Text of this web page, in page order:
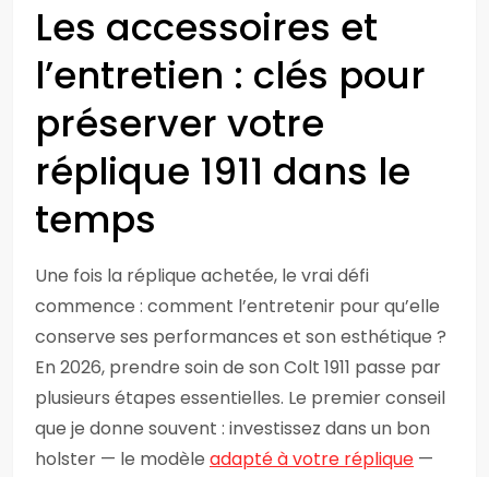
Les accessoires et
l’entretien : clés pour
préserver votre
réplique 1911 dans le
temps
Une fois la réplique achetée, le vrai défi
commence : comment l’entretenir pour qu’elle
conserve ses performances et son esthétique ?
En 2026, prendre soin de son Colt 1911 passe par
plusieurs étapes essentielles. Le premier conseil
que je donne souvent : investissez dans un bon
holster — le modèle adapté à votre réplique —